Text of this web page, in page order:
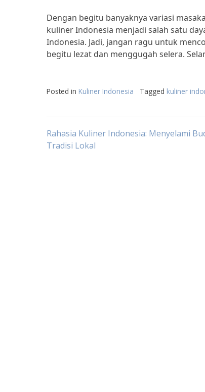
Dengan begitu banyaknya variasi
kuliner Indonesia menjadi salah satu
Indonesia. Jadi, jangan ragu untuk
begitu lezat dan menggugah selera.
Posted in Kuliner Indonesia Tagged kuliner
Post
Rahasia Kuliner Indonesia: Menyelami
Tradisi Lokal